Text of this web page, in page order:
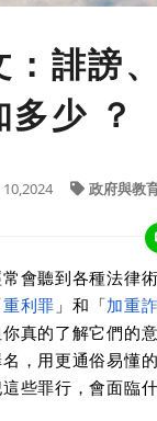
誹謗、
少 ？
10,2024 政府與教
會聽到各種法律
重利罪」和「加重
真的了解它們的
，用更通俗易懂
些罪行，會面臨什